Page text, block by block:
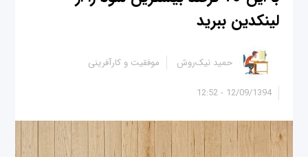
لینکدین ببرید
12/09/1394 - 12:52
حمید نیک‌روش موفقیت و کارآفرینی